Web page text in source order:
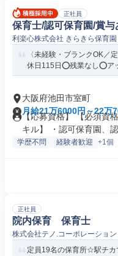
正社員
保育士/認可保育園/賞
利楽心株式会社 きらきら保育園
〈未経験・ブランクOK／
休日115日⭕残業なし⭕ア
大阪府池田市室町
月給21万6000円～22万
【応募資格】 【必須資
キル】 ・認可保育園、認
学歴不問 経験者歓迎 +1個
正社員
院内保育 保育士
株式会社テノ.コーポレーション
定員19名の保育所☆駅チカ